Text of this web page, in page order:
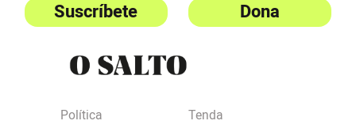
Suscríbete Dona
Política
Tenda